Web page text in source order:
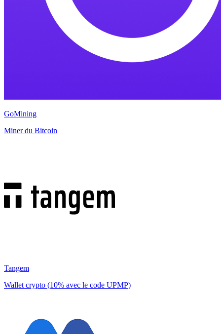
GoMining
Miner du Bitcoin
Tangem
Wallet crypto (10% avec le code UPMP)